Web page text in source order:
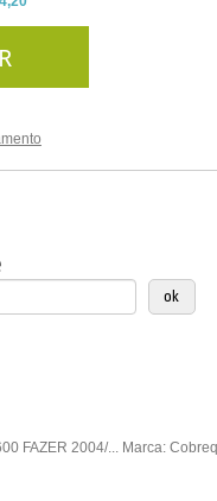
FAZER 2004/... Marca: